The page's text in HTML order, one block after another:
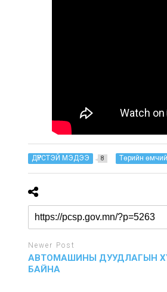
ДҮРСТЭЙ МЭДЭЭ 8 Төрийн
Newer Post
АВТОМАШИНЫ ДУУДЛАГЫН
БАЙНА